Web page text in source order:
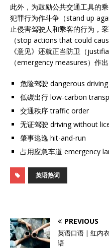
此外，为鼓励公共交通工具的
犯罪行为作斗争（stand up
止侵害驾驶人和乘客的行为，
（stop actions that could
《意见》还就正当防卫（
（emergency measures）作出
危险驾驶 dangerous driving
低碳出行 low-carbon
交通秩序 traffic order
无证驾驶 driving without
肇事逃逸 hit-and-run
占用应急车道 emergency
英语热词
PREVIOUS
英语口语 | 红内
语